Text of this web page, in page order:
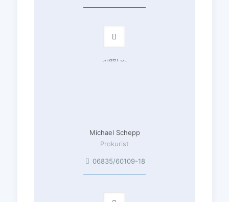
Michael Schepp
Prokurist
06835/60109-18